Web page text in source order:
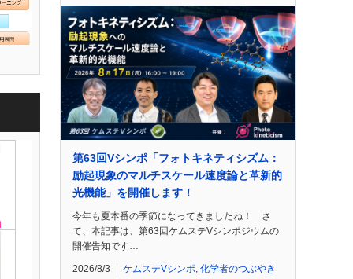
第63回Vシンポ「フォトキネティシズム：
励起現象のマルチスケール速度論と革新的
光機能」を開催します！
今年も夏本番の季節になってきましたね！ さ
て、本記事は、第63回ケムステVシンポジウムの
開催告知です…
2026/8/3 ケムステVシンポ, 化学者のつぶやき